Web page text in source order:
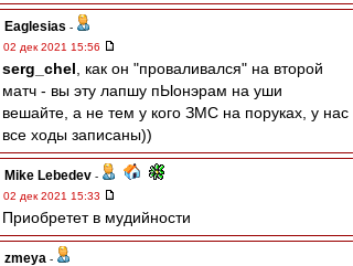
Eaglesias -
02 дек 2021 15:56
serg_chel , как он "проваливался" на второй
матч - вы эту лапшу пЫонэрам на уши
вешайте, а не тем у кого ЗМС на поруках, у нас
все ходы записаны))
Mike Lebedev -
02 дек 2021 15:33
Приобретет в мудийности
zmeya -